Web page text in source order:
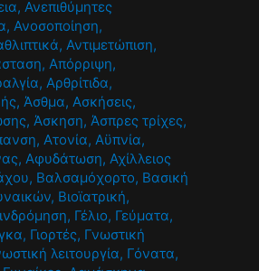
, Ανεπιθύμητες
, Ανοσοποίηση,
, Αντιμετώπιση,
, Απόρριψη,
, Αρθρίτιδα,
, Άσθμα, Ασκήσεις,
, Άσκηση, Άσπρες τρίχες,
, Ατονία, Αϋπνία,
, Αφυδάτωση, Αχίλλειος
, Βαλσαμόχορτο, Βασική
, Βιοϊατρική,
, Γέλιο, Γεύματα,
, Γιορτές, Γνωστική
λειτουργία, Γόνατα,